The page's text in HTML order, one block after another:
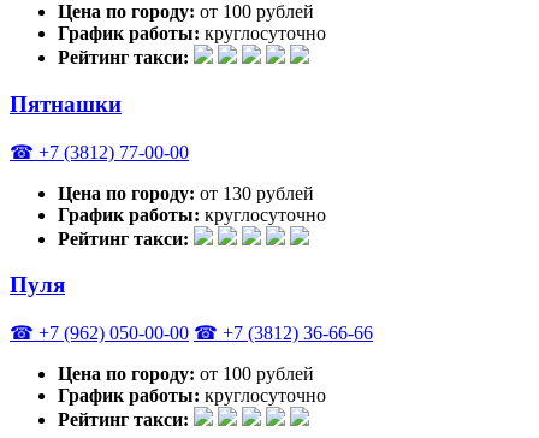
Цена по городу: от 100 рублей
График работы: круглосуточно
Рейтинг такси:
Пятнашки
☎ +7 (3812) 77-00-00
Цена по городу: от 130 рублей
График работы: круглосуточно
Рейтинг такси:
Пуля
☎ +7 (962) 050-00-00 ☎ +7 (3812) 36-66-66
Цена по городу: от 100 рублей
График работы: круглосуточно
Рейтинг такси: